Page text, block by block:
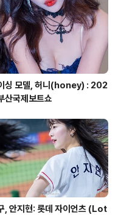
싱 모델, 허니(honey) : 202
산국제보트쇼
, 안지현: 롯데 자이언츠 (Lot